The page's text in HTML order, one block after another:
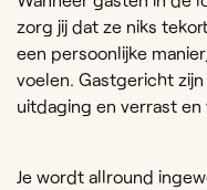
zorg jij dat ze niks
een persoonlijke
voelen. Gastgericht zijn
uitdaging en verrast en
Je wordt allround